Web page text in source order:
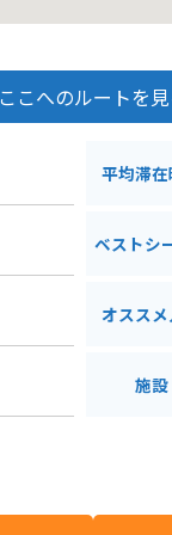
ここへのルートを
平均滞
ベストシ
オスス
施設